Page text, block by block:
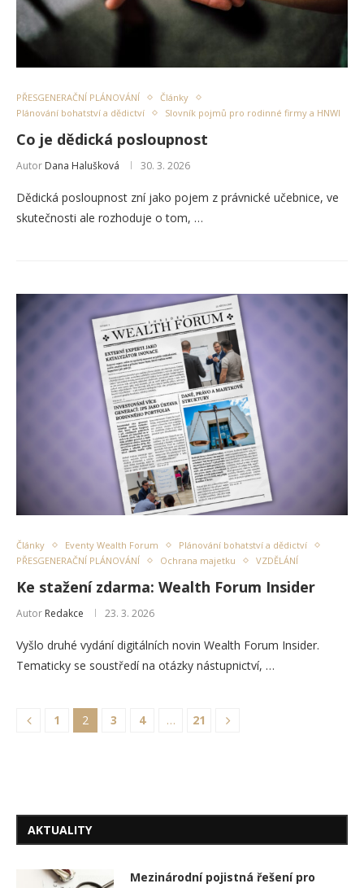
PŘESGENERAČNÍ PLÁNOVÁNÍ
Články
Plánování bohatství a dědictví
Slovník pojmů pro rodinné firmy a HNWI
Co je dědická posloupnost
Autor Dana Halušková 30. 3. 2026
Dědická posloupnost zní jako pojem z právnické učebnice, ve
skutečnosti ale rozhoduje o tom, …
Články Eventy Wealth Forum
Plánování bohatství a dědictví
PŘESGENERAČNÍ PLÁNOVÁNÍ
Ochrana majetku VZDĚLÁNÍ
Ke stažení zdarma: Wealth Forum Insider
Autor Redakce 23. 3. 2026
Vyšlo druhé vydání digitálních novin Wealth Forum Insider.
Tematicky se soustředí na otázky nástupnictví, …
1 2 3 4 … 21
AKTUALITY
Mezinárodní pojistná řešení pro